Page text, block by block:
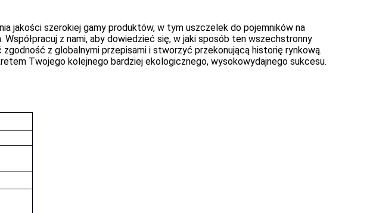
jakości szerokiej gamy produktów, w tym uszczelek do pojemników na
z nami, aby dowiedzieć się, w jaki sposób ten wszechstronny
z globalnymi przepisami i stworzyć przekonującą historię rynkową.
Twojego kolejnego bardziej ekologicznego, wysokowydajnego sukcesu.